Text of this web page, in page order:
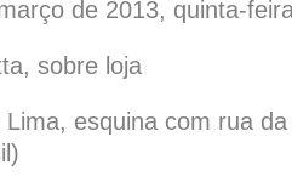
de 2013, quinta-
sobre loja
esquina com rua